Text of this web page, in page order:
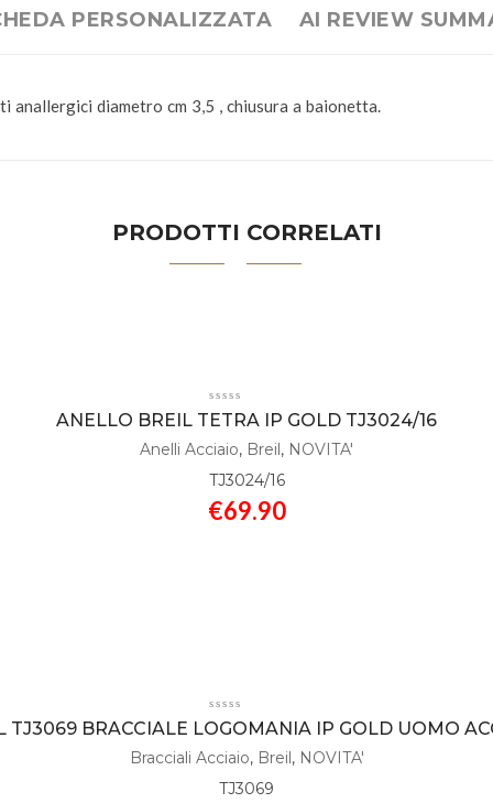
PERSONALIZZATA AI REVIEW
anallergici diametro cm 3,5 , chiusura a baionetta.
PRODOTTI CORRELATI
ANELLO BREIL TETRA IP GOLD TJ3024/16
Anelli Acciaio, Breil, NOVITA'
TJ3024/16
€69.90
TJ3069 BRACCIALE LOGOMANIA IP GOLD UOMO
Bracciali Acciaio, Breil, NOVITA'
TJ3069